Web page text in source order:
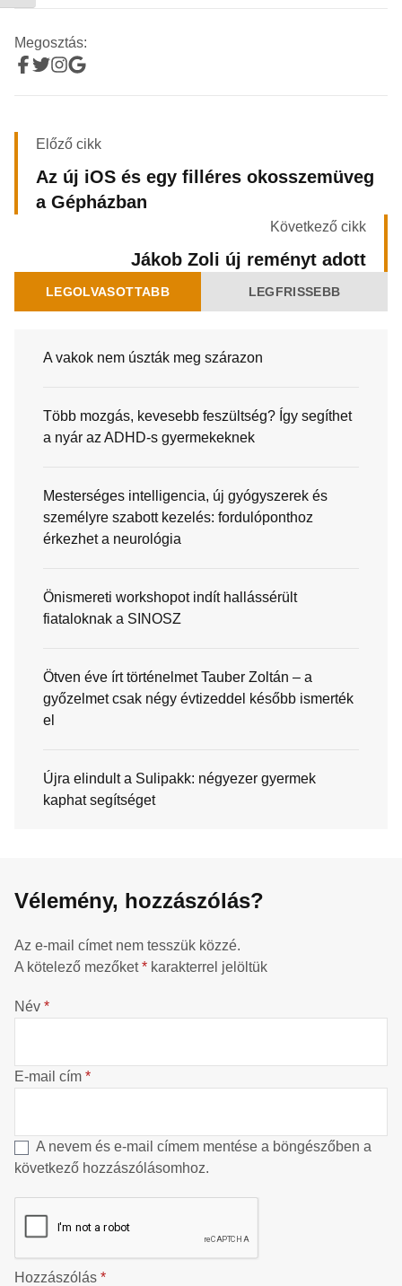
Megosztás:
Előző cikk
Az új iOS és egy filléres okosszemüveg
a Gépházban
Következő cikk
Jákob Zoli új reményt adott
LEGOLVASOTTABB LEGFRISSEBB
A vakok nem úszták meg szárazon
Több mozgás, kevesebb feszültség? Így segíthet
a nyár az ADHD-s gyermekeknek
Mesterséges intelligencia, új gyógyszerek és
személyre szabott kezelés: fordulóponthoz
érkezhet a neurológia
Önismereti workshopot indít hallássérült
fiataloknak a SINOSZ
Ötven éve írt történelmet Tauber Zoltán – a
győzelmet csak négy évtizeddel később ismerték
el
Újra elindult a Sulipakk: négyezer gyermek
kaphat segítséget
Vélemény, hozzászólás?
Az e-mail címet nem tesszük közzé.
A kötelező mezőket* karakterrel jelöltük
Név *
E-mail cím *
A nevem és e-mail címem mentése a böngészőben a
következő hozzászólásomhoz.
Hozzászólás *